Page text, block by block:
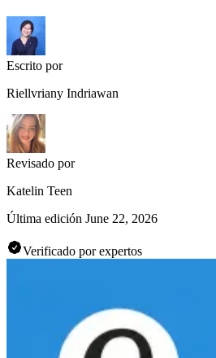
Escrito por
Riellvriany Indriawan
Revisado por
Katelin Teen
Última edición June 22, 2026
Verificado por expertos